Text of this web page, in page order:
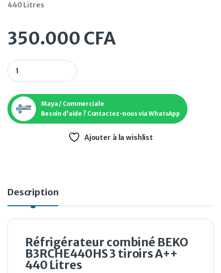
440 Litres
350.000 CFA
Réfrigérateur combiné BEKO B3RCHE440HS 3 tiroirs A++
Maya / Commerciale
Besoin d'aide ? Contactez-nous via WhatsApp
Ajouter à la wishlist
Description
Réfrigérateur combiné BEKO
B3RCHE440HS 3 tiroirs A++
440 Litres